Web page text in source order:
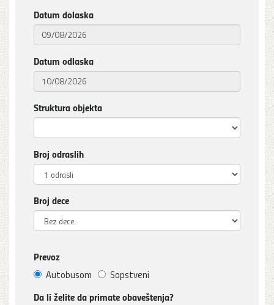
Datum dolaska
Datum odlaska
Struktura objekta
Broj odraslih
Broj dece
Prevoz
Autobusom Sopstveni
Da li želite da primate obaveštenja?